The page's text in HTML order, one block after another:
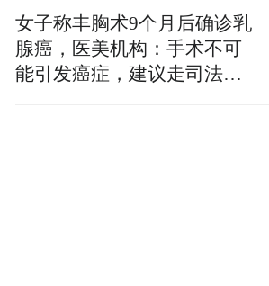
女子称丰胸术9个月后确诊乳
腺癌，医美机构：手术不可
能引发癌症，建议走司法途